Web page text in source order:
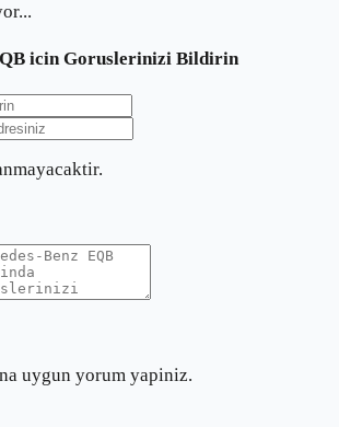
icin Goruslerinizi Bildirin
uygun yorum yapiniz.